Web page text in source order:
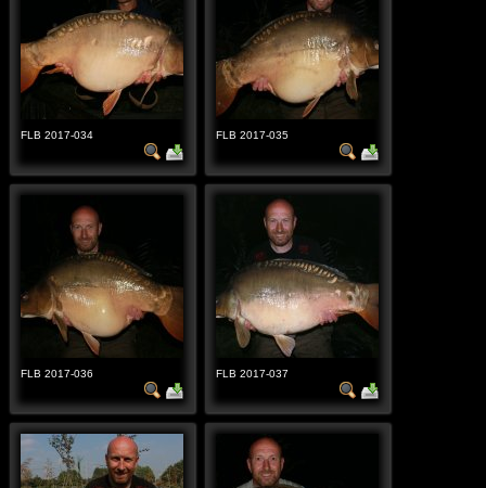
FLB 2017-034 FLB 2017-035
FLB 2017-036 FLB 2017-037